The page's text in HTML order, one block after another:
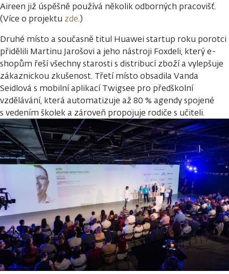
Aireen již úspěšně používá několik odborných pracovišť.
(Více o projektu zde.)
Druhé místo a současně titul Huawei startup roku porotci
přidělili Martinu Jarošovi a jeho nástroji Foxdeli, který e-
shopům řeší všechny starosti s distribucí zboží a vylepšuje
zákaznickou zkušenost. Třetí místo obsadila Vanda
Seidlová s mobilní aplikací Twigsee pro předškolní
vzdělávání, která automatizuje až 80 % agendy spojené
s vedením školek a zároveň propojuje rodiče s učiteli.